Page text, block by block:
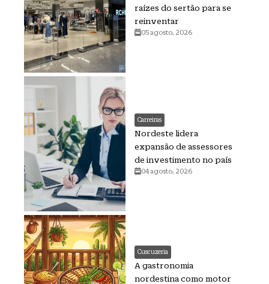
raízes do sertão para se
reinventar
05 agosto, 2026
Carreiras
Nordeste lidera
expansão de assessores
de investimento no país
04 agosto, 2026
Cuscuzeria
A gastronomia
nordestina como motor